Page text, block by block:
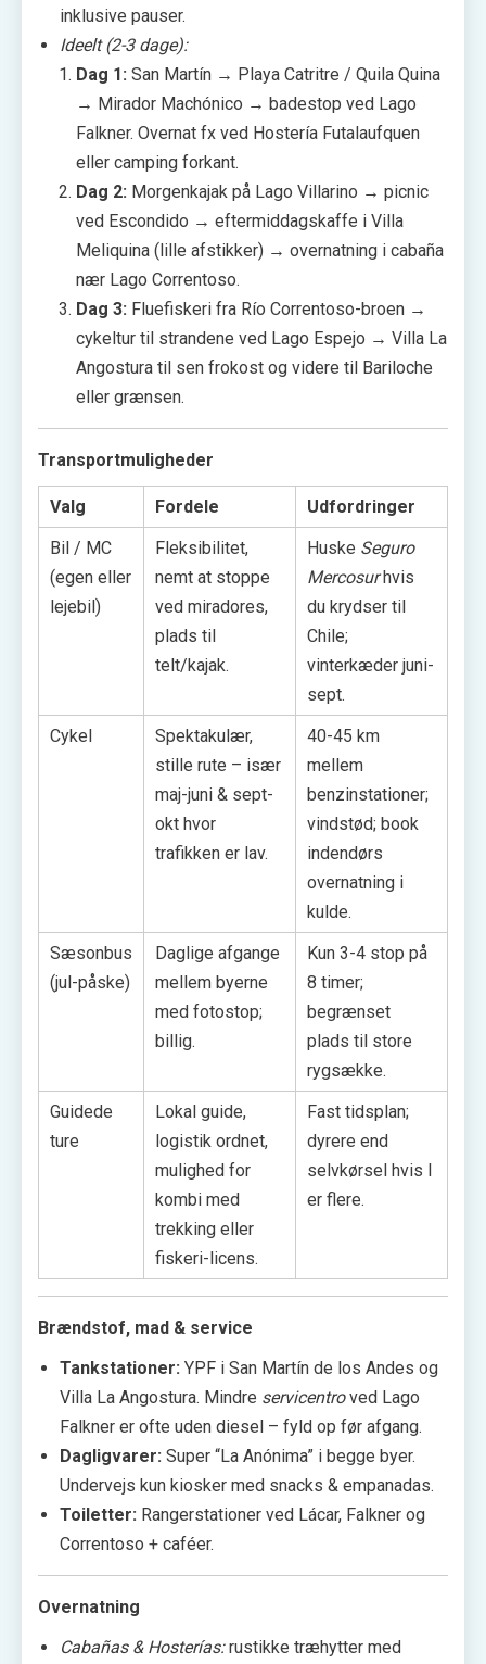
inklusive pauser.
Ideelt (2-3 dage):
Dag 1: San Martín → Playa Catritre / Quila Quina
→ Mirador Machónico → badestop ved Lago
Falkner. Overnat fx ved Hostería Futalaufquen
eller camping forkant.
Dag 2: Morgenkajak på Lago Villarino → picnic
ved Escondido → eftermiddagskaffe i Villa
Meliquina (lille afstikker) → overnatning i cabaña
nær Lago Correntoso.
Dag 3: Fluefiskeri fra Río Correntoso-broen →
cykeltur til strandene ved Lago Espejo → Villa La
Angostura til sen frokost og videre til Bariloche
eller grænsen.
Transportmuligheder
Valg Fordele
Udfordringer
Bil / MC
(egen eller
lejebil)
Fleksibilitet,
nemt at stoppe
ved miradores,
plads til
telt/kajak.
Huske Seguro
Mercosurhvis
du krydser til
Chile;
vinterkæder juni-
sept.
Cykel
Spektakulær,
stille rute – især
maj-juni & sept-
okt hvor
trafikken er lav.
40-45 km
mellem
benzinstationer;
vindstød; book
indendørs
overnatning i
kulde.
Sæsonbus
(jul-påske)
Daglige afgange
mellem byerne
med fotostop;
billig.
Kun 3-4 stop på
8 timer;
begrænset
plads til store
rygsække.
Guidede
ture
Lokal guide,
logistik ordnet,
mulighed for
kombi med
trekking eller
fiskeri-licens.
Fast tidsplan;
dyrere end
selvkørsel hvis I
er flere.
Brændstof, mad & service
Tankstationer: YPF i San Martín de los Andes og
Villa La Angostura. Mindre servicentroved Lago
Falkner er ofte uden diesel – fyld op før afgang.
Dagligvarer: Super “La Anónima” i begge byer.
Undervejs kun kiosker med snacks & empanadas.
Toiletter: Rangerstationer ved Lácar, Falkner og
Correntoso + caféer.
Overnatning
Cabañas & Hosterías:rustikke træhytter med